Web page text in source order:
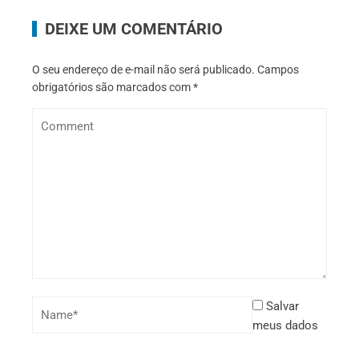
DEIXE UM COMENTÁRIO
O seu endereço de e-mail não será publicado. Campos
obrigatórios são marcados com*
Salvar
meus dados